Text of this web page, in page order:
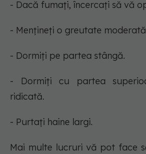
- Dacă fumați, încercați să vă
- Mențineți o greutate
- Dormiți pe partea stângă.
- Dormiți cu partea
ridicată.
- Purtați haine largi.
Mai multe lucruri vă pot face